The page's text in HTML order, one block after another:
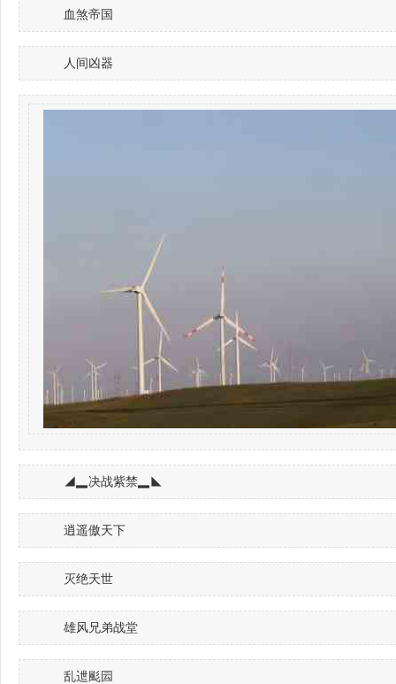
血煞帝国
人间凶器
◢▂决战紫禁▂◣
逍遥傲天下
灭绝天世
雄风兄弟战堂
乱迣颩囩